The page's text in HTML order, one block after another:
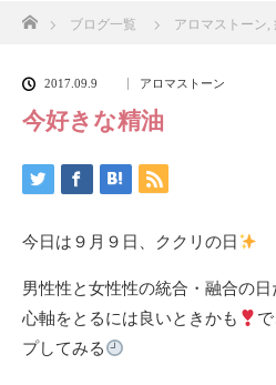
ブログ一覧 アロマストーン,
2017.09.9 アロマストーン
今好きな精油
今日は９月９日、ククリの日
男性性と女性性の統合・融合の
心軸をとるには良いときかも
プしてみる